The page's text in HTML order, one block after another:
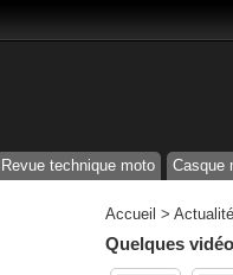
Revue technique moto Casque
Accueil >
Quelques